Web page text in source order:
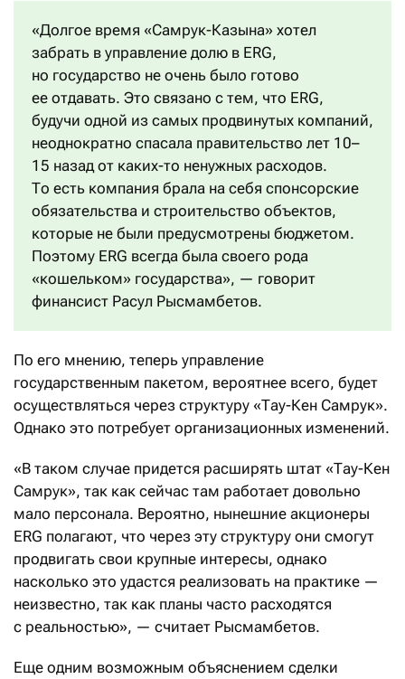
«Долгое время «Самрук-Казына» хотел
забрать в управление долю в ERG,
но государство не очень было готово
ее отдавать. Это связано с тем, что ERG,
будучи одной из самых продвинутых компаний,
неоднократно спасала правительство лет 10–
15 назад от каких-то ненужных расходов.
То есть компания брала на себя спонсорские
обязательства и строительство объектов,
которые не были предусмотрены бюджетом.
Поэтому ERG всегда была своего рода
«кошельком» государства», — говорит
финансист Расул Рысмамбетов.
По его мнению, теперь управление
государственным пакетом, вероятнее всего, будет
осуществляться через структуру «Тау-Кен Самрук».
Однако это потребует организационных изменений.
«В таком случае придется расширять штат «Тау-Кен
Самрук», так как сейчас там работает довольно
мало персонала. Вероятно, нынешние акционеры
ERG полагают, что через эту структуру они смогут
продвигать свои крупные интересы, однако
насколько это удастся реализовать на практике —
неизвестно, так как планы часто расходятся
с реальностью», — считает Рысмамбетов.
Еще одним возможным объяснением сделки